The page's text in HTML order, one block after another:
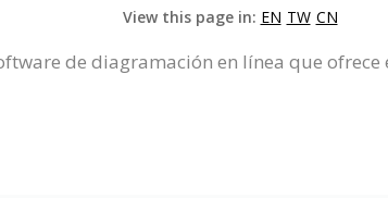
View this page in: EN TW CN
de diagramación en línea que